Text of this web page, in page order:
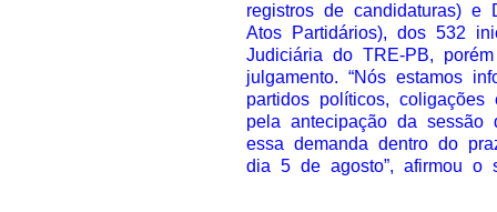
registros de candidaturas) e
Atos Partidários), dos 532
Judiciária do TRE-PB,
julgamento. “Nós estamos
partidos políticos,
pela antecipação da
essa demanda dentro do
dia 5 de agosto”, afirmou o